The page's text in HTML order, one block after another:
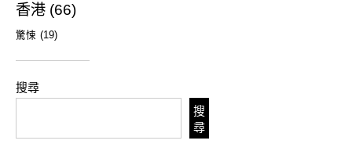
香港 (66)
驚悚 (19)
搜尋
搜
尋